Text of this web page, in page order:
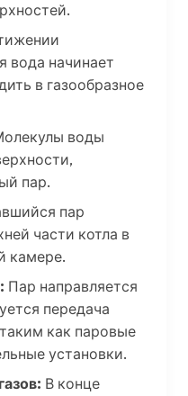
вода начинает
в газообразное
воды
пар.
пар
части котла в
камере.
Пар направляется
передача
как паровые
установки.
В конце